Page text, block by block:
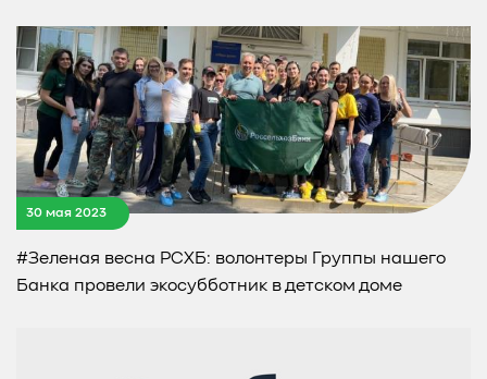
30 мая 2023
#Зеленая весна РСХБ: волонтеры Группы нашего
Банка провели экосубботник в детском доме